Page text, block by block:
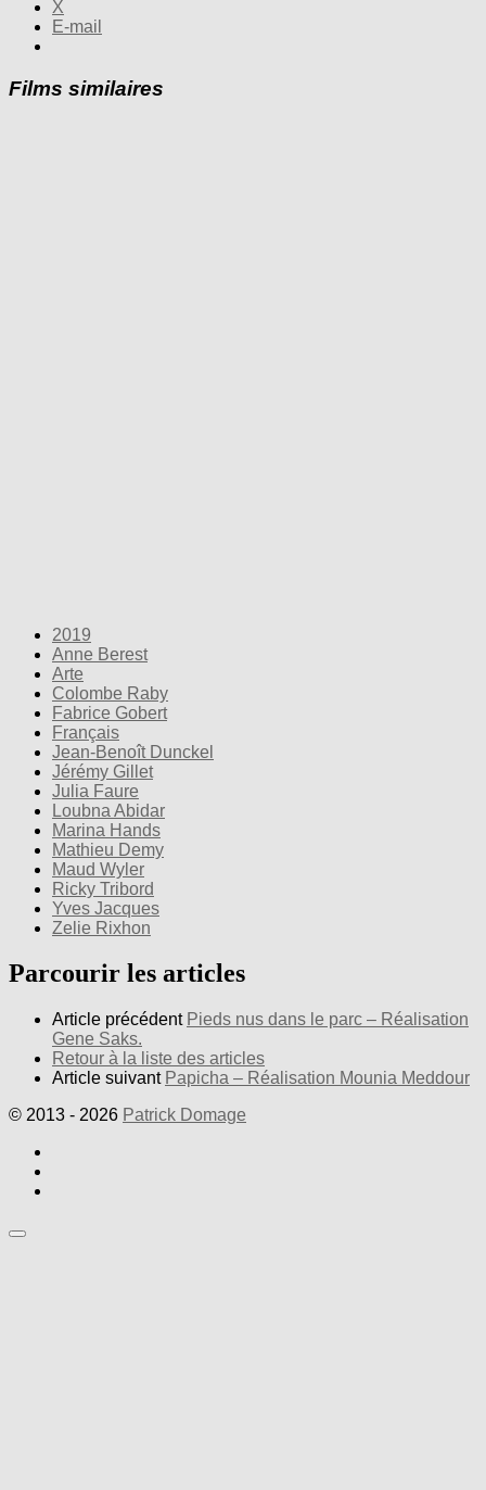
X
E-mail
Films similaires
2019
Anne Berest
Arte
Colombe Raby
Fabrice Gobert
Français
Jean-Benoît Dunckel
Jérémy Gillet
Julia Faure
Loubna Abidar
Marina Hands
Mathieu Demy
Maud Wyler
Ricky Tribord
Yves Jacques
Zelie Rixhon
Parcourir les articles
Article précédent Pieds nus dans le parc – Réalisation
Gene Saks.
Retour à la liste des articles
Article suivant Papicha – Réalisation Mounia Meddour
© 2013 - 2026 Patrick Domage